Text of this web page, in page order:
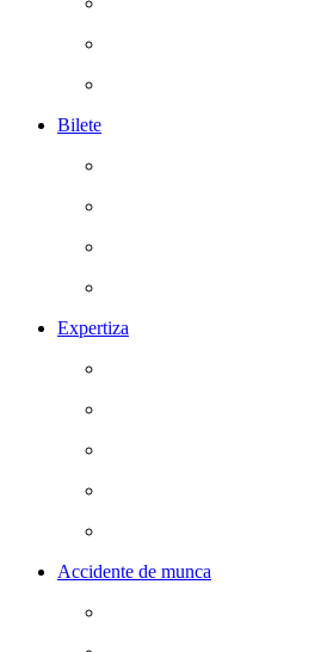
Bilete
Expertiza
Accidente de munca